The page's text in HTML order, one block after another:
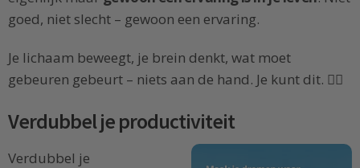
goed, niet slecht – gewoon een ervaring.
Je lichaam beweegt, je brein denkt, wat moet
gebeuren gebeurt – niets aan de hand. Je kunt dit. ✌🏻
Verdubbel je productiviteit
Verdubbel je